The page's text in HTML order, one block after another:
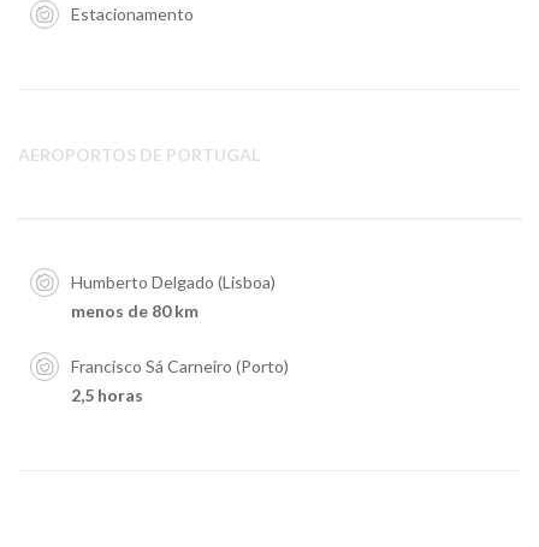
Estacionamento
AEROPORTOS DE PORTUGAL
Humberto Delgado (Lisboa)
menos de 80 km
Francisco Sá Carneiro (Porto)
2,5 horas